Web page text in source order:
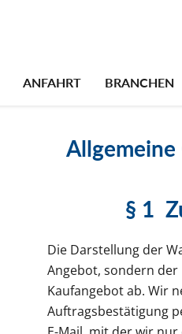
ANFAHRT BRANCHEN
§ 1
Die Darstellung der
Angebot, sondern
Kaufangebot ab. Wir
Auftragsbestätigung